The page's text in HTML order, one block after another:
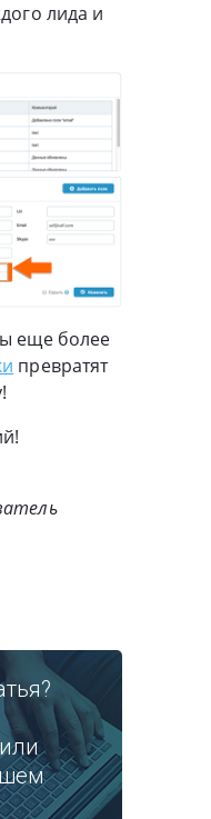
лида и
еще более
превратят